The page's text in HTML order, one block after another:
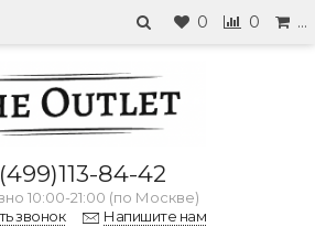
0 0 …
84-42
10:00-21:00 (по Москве)
звонок
Напишите нам